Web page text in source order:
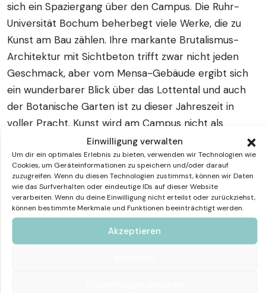
Einwilligung verwalten
Um dir ein optimales Erlebnis zu bieten, verwenden wir Technologien wie
Cookies, um Geräteinformationen zu speichern und/oder darauf
zuzugreifen. Wenn du diesen Technologien zustimmst, können wir Daten
wie das Surfverhalten oder eindeutige IDs auf dieser Website
verarbeiten. Wenn du deine Einwilligung nicht erteilst oder zurückziehst,
können bestimmte Merkmale und Funktionen beeinträchtigt werden.
Akzeptieren
sich ein Spaziergang über den Campus. Die Ruhr-
Universität Bochum beherbegt viele Werke, die zu
Kunst am Bau zählen. Ihre markante Brutalismus-
Architektur mit Sichtbeton trifft zwar nicht jeden
Geschmack, aber vom Mensa-Gebäude ergibt sich
ein wunderbarer Blick über das Lottental und auch
der Botanische Garten ist zu dieser Jahreszeit in
voller Pracht. Kunst wird am Campus nicht als
Dekoration verstanden, sondern als integraler Teil
der Universitätsarchitektur. Der Schriftzug über den
Kunstsammlungen wurde übrigens kürzlich
restauriert und verkündet nicht nur den Namen des
Museums, sondern ist auch ein Lichtkunstwerk von
Mischa Kuball, welches nachts leuchtet.